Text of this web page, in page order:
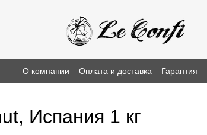
О компании Оплата и доставка Гарантия
Испания 1 кг